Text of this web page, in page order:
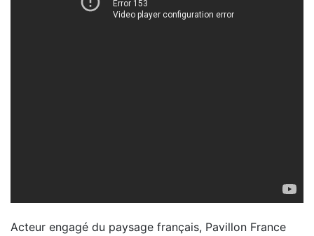
Acteur engagé du paysage français, Pavillon France